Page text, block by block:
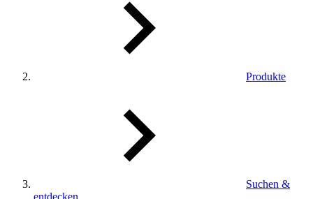
Produkte
Suchen &
entdecken